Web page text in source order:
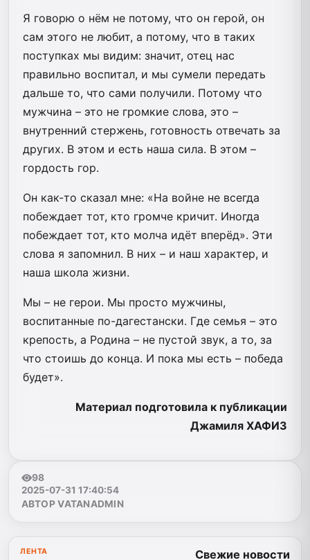
Я говорю о нём не потому, что он герой, он
сам этого не любит, а потому, что в таких
поступках мы видим: значит, отец нас
правильно воспитал, и мы сумели передать
дальше то, что сами получили. Потому что
мужчина – это не громкие слова, это –
внутренний стержень, готовность отвечать за
других. В этом и есть наша сила. В этом –
гордость гор.
Он как-то сказал мне: «На войне не всегда
побеждает тот, кто громче кричит. Иногда
побеждает тот, кто молча идёт вперёд». Эти
слова я запомнил. В них – и наш характер, и
наша школа жизни.
Мы – не герои. Мы просто мужчины,
воспитанные по-дагестански. Где семья – это
крепость, а Родина – не пустой звук, а то, за
что стоишь до конца. И пока мы есть – победа
будет».
Материал подготовила к публикации
Джамиля ХАФИЗ
98
2025-07-31 17:40:54
АВТОР VATANADMIN
ЛЕНТА Свежие новости